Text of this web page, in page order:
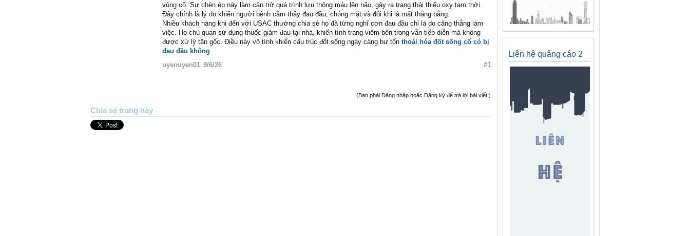
vùng cổ. Sự chèn ép này làm cản trở quá trình lưu thông máu lên não, gây ra trạng thái thiếu oxy tạm thời.
Đây chính là lý do khiến người bệnh cảm thấy đau đầu, chóng mặt và đôi khi là mất thăng bằng.
Nhiều khách hàng khi đến với USAC thường chia sẻ họ đã từng nghĩ cơn đau đầu chỉ là do căng thẳng làm
việc. Họ chủ quan sử dụng thuốc giảm đau tại nhà, khiến tình trạng viêm bên trong vẫn tiếp diễn mà không
được xử lý tận gốc. Điều này vô tình khiến cấu trúc đốt sống ngày càng hư tổn thoái hóa đốt sống cổ có bị
đau đầu không
uyenuyen01 9/6/26 #1
(Bạn phải Đăng nhập hoặc Đăng ký để trả lời bài viết.)
Chia sẻ trang này
Liên hệ quảng cáo 2